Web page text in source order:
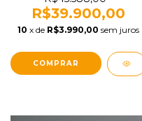
R$39.900,00
10 x de R$3.990,00 sem juros